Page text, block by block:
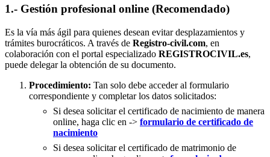
1.- Gestión profesional online (Recomendado)
Es la vía más ágil para quienes desean evitar desplazamientos y
trámites burocráticos. A través de Registro-civil.com, en
colaboración con el portal especializado REGISTROCIVIL.es,
puede delegar la obtención de su documento.
Procedimiento: Tan solo debe acceder al formulario
correspondiente y completar los datos solicitados:
Si desea solicitar el certificado de nacimiento de manera
online, haga clic en -> formulario de certificado de
nacimiento
Si desea solicitar el certificado de matrimonio de